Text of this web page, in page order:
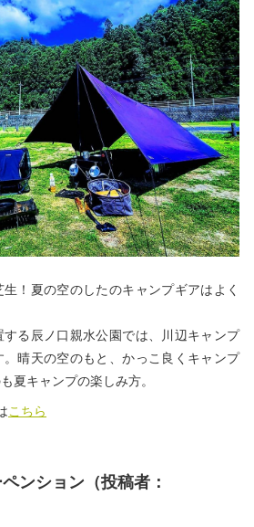
！ 夏の空のしたのキャンプギアはよく
る辰ノ口親水公園では、川辺キャンプ
晴天の空のもと、かっこ良く キャンプ
夏キャンプの楽しみ方。
こちら
ンション（投稿者：